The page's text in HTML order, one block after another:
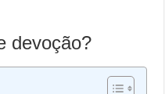
devoção?